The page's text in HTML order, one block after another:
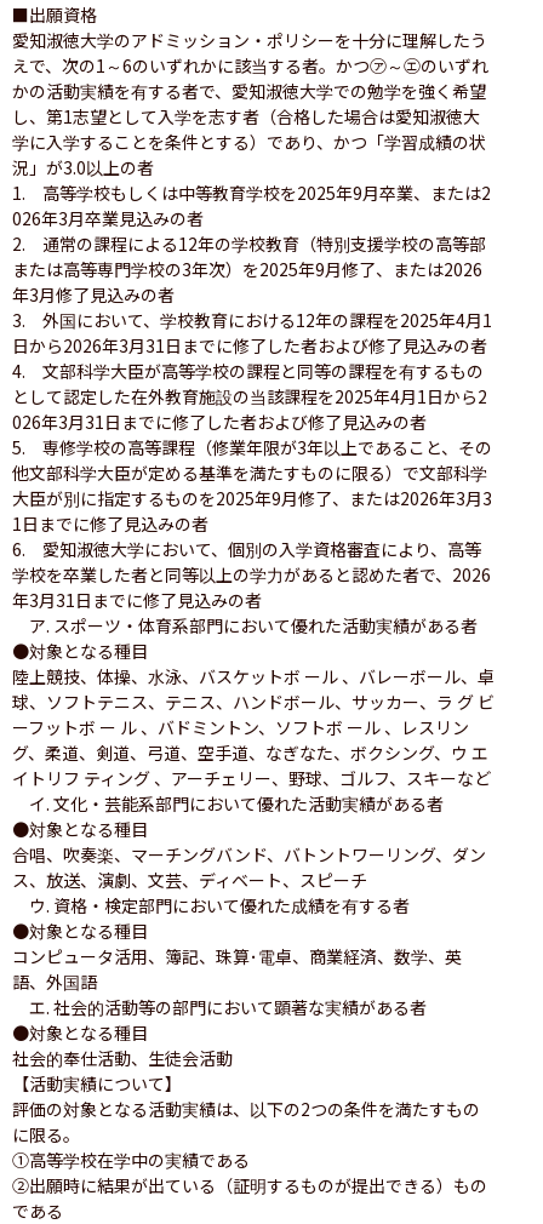
■出願資格
愛知淑徳大学のアドミッション・ポリシーを十分に理解したう
えで、次の1～6のいずれかに該当する者。かつ㋐～㋓のいずれ
かの活動実績を有する者で、愛知淑徳大学での勉学を強く希望
し、第1志望として入学を志す者（合格した場合は愛知淑徳大
学に入学することを条件とする）であり、かつ「学習成績の状
況」が3.0以上の者
1.　高等学校もしくは中等教育学校を2025年9月卒業、または2
026年3月卒業見込みの者
2.　通常の課程による12年の学校教育（特別支援学校の高等部
または高等専門学校の3年次）を2025年9月修了、または2026
年3月修了見込みの者
3.　外国において、学校教育における12年の課程を2025年4月1
日から2026年3月31日までに修了した者および修了見込みの者
4.　文部科学大臣が高等学校の課程と同等の課程を有するもの
として認定した在外教育施設の当該課程を2025年4月1日から2
026年3月31日までに修了した者および修了見込みの者
5.　専修学校の高等課程（修業年限が3年以上であること、その
他文部科学大臣が定める基準を満たすものに限る）で文部科学
大臣が別に指定するものを2025年9月修了、または2026年3月3
1日までに修了見込みの者
6.　愛知淑徳大学において、個別の入学資格審査により、高等
学校を卒業した者と同等以上の学力があると認めた者で、2026
年3月31日までに修了見込みの者
ア. スポーツ・体育系部門において優れた活動実績がある者
●対象となる種目
陸上競技、体操、水泳、バスケットボ ール 、バレーボール、卓
球、ソフトテニス、テニス、ハンドボール、サッカー、ラ グ ビ
ーフットボ ー ル 、バドミントン、ソフトボ ール 、レスリン
グ、柔道、剣道、弓道、空手道、なぎなた、ボクシング、ウ エ
イトリフ ティング 、アーチェリー、野球、ゴルフ、スキーなど
イ. 文化・芸能系部門において優れた活動実績がある者
●対象となる種目
合唱、吹奏楽、マーチングバンド、バトントワーリング、ダン
ス、放送、演劇、文芸、ディベート、スピーチ
ウ. 資格・検定部門において優れた成績を有する者
●対象となる種目
コンピュータ活用、簿記、珠算･電卓、商業経済、数学、英
語、外国語
エ. 社会的活動等の部門において顕著な実績がある者
●対象となる種目
社会的奉仕活動、生徒会活動
【活動実績について】
評価の対象となる活動実績は、以下の2つの条件を満たすもの
に限る。
①高等学校在学中の実績である
②出願時に結果が出ている（証明するものが提出できる）もの
である